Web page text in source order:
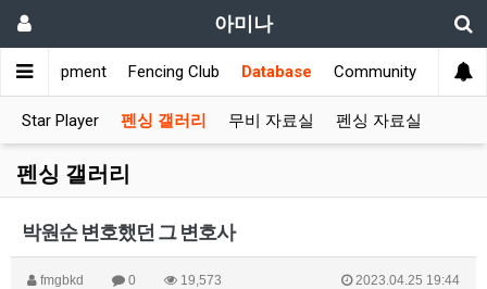
아미나
Equipment Fencing Club Database Community
Star Player 펜싱 갤러리 무비 자료실 펜싱 자료실
펜싱 갤러리
박원순 변호했던 그 변호사
fmgbkd 0 19,573 2023.04.25 19:44